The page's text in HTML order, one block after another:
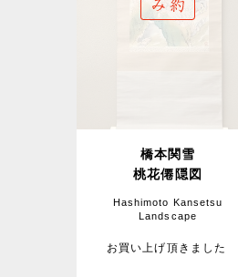
橋本関雪
桃花僊隠図
Hashimoto Kansetsu
Landscape
お買い上げ頂きました